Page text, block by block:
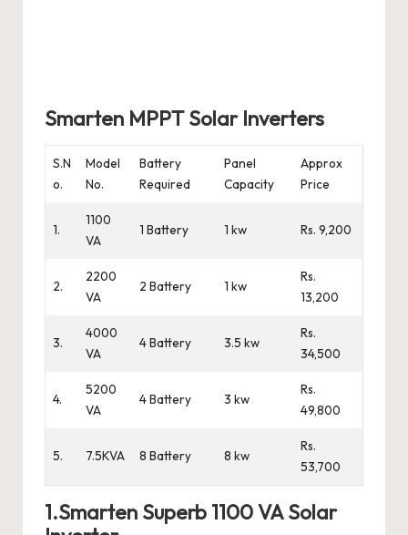
Smarten MPPT Solar Inverters
S.N
o.
Model
No.
Battery
Required
Panel
Capacity
Approx
Price
1.
1100
VA
1 Battery 1 kw Rs. 9,200
2.
2200
VA
2 Battery 1 kw
Rs.
13,200
3.
4000
VA
4 Battery 3.5 kw
Rs.
34,500
4.
5200
VA
4 Battery 3 kw
Rs.
49,800
5. 7.5KVA 8 Battery 8 kw
Rs.
53,700
1.Smarten Superb 1100 VA Solar